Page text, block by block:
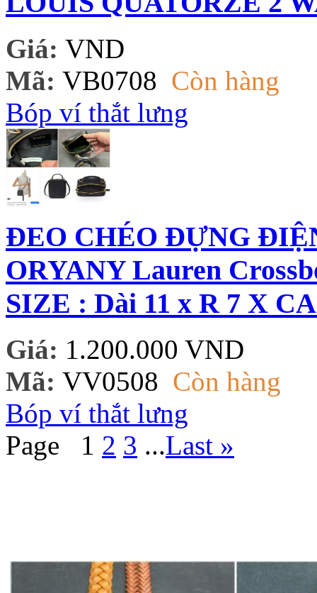
Giá: VND
Mã: VB0708 Còn hàng
Bóp ví thắt lưng
ĐEO CHÉO ĐỰNG
ORYANY Lauren
SIZE : Dài 11 x R 7 X
Giá: 1.200.000 VND
Mã: VV0508 Còn hàng
Bóp ví thắt lưng
Page
1 2 3 ...Last »